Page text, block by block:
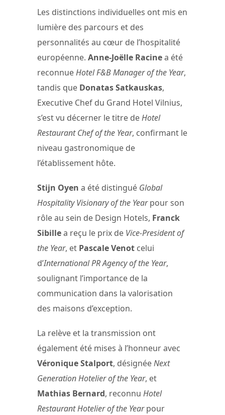
Les distinctions individuelles ont mis en
lumière des parcours et des
personnalités au cœur de l’hospitalité
européenne. Anne-Joëlle Racinea été
reconnueHotel F&B Manager of the Year,
tandis que Donatas Satkauskas,
Executive Chef du Grand Hotel Vilnius,
s’est vu décerner le titre deHotel
Restaurant Chef of the Year, confirmant le
niveau gastronomique de
l’établissement hôte.
Stijn Oyen a été distingué Global
Hospitality Visionary of the Yearpour son
rôle au sein de Design Hotels, Franck
Sibillea reçu le prix de Vice-President of
the Year, et Pascale Venot celui
d’International PR Agency of the Year,
soulignant l’importance de la
communication dans la valorisation
des maisons d’exception.
La relève et la transmission ont
également été mises à l’honneur avec
Véronique Stalport, désignéeNext
Generation Hotelier of the Year, et
Mathias Bernard, reconnu Hotel
Restaurant Hotelier of the Yearpour